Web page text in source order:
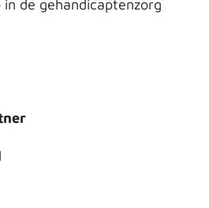
de gehandicaptenzorg